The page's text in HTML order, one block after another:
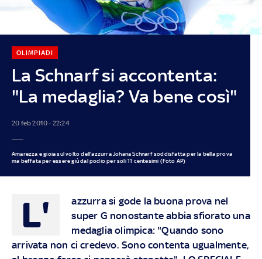
La Schnarf si accontenta:
"La medaglia? Va bene così"
OLIMPIADI
20 feb 2010 - 22:24
Amarezza e gioia sul volto dell'azzurra Johana Schnarf soddisfatta per la bella prova
ma beffata per essere giù dal podio per soli 11 centesimi (Foto AP)
L'
azzurra si gode la buona prova nel
super G nonostante abbia sfiorato una
medaglia olimpica: "Quando sono
arrivata non ci credevo. Sono contenta ugualmente,